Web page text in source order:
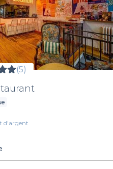
(5)
d'argent